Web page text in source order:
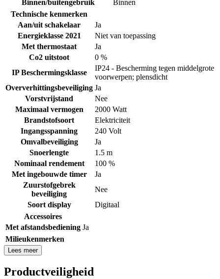
Binnen/buitengebruik
Binnen
Technische kenmerken
Aan/uit schakelaar
Ja
Energieklasse 2021
Niet van toepassing
Met thermostaat
Ja
Co2 uitstoot
0 %
IP Beschermingsklasse
IP24 - Bescherming tegen middelgrote
voorwerpen; plensdicht
Oververhittingsbeveiliging Ja
Vorstvrijstand
Nee
Maximaal vermogen
2000 Watt
Brandstofsoort
Elektriciteit
Ingangsspanning
240 Volt
Omvalbeveiliging
Ja
Snoerlengte
1.5 m
Nominaal rendement
100 %
Met ingebouwde timer
Ja
Zuurstofgebrek
beveiliging
Nee
Soort display
Digitaal
Accessoires
Met afstandsbediening Ja
Milieukenmerken
Lees meer
Productveiligheid